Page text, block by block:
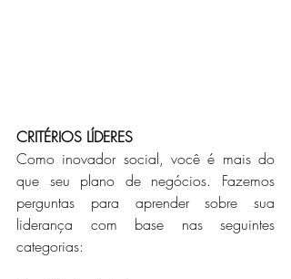
CRITÉRIOS LÍDERES
Como inovador social, você é mais do
que seu plano de negócios. Fazemos
perguntas para aprender sobre sua
liderança com base nas seguintes
categorias: